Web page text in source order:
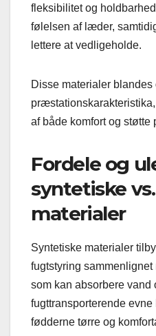
fleksibilitet og
følelsen af læder,
lettere at vedligeholde.
Disse materialer blandes
af både komfort og støtte
Fordele og
syntetiske
materialer
Syntetiske materialer
fugtstyring
som kan absorbere vand
fugttransporterende
fødderne tørre og